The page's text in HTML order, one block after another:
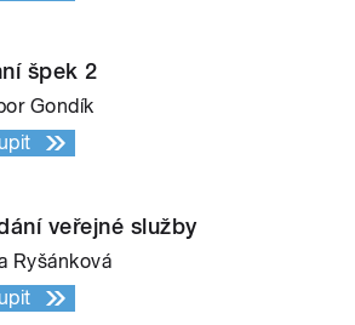
špek 2
Gondík
veřejné služby
Ryšánková